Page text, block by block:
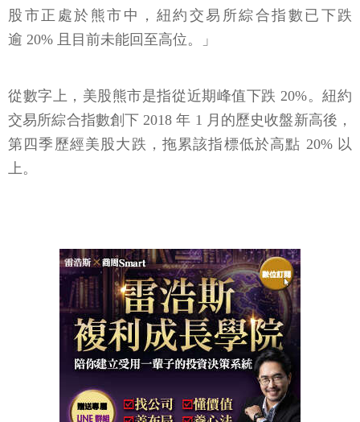
股市正處於熊市中，紐約交易所綜合指數已下跌
逾 20% 且目前未能回至高位。」
從數字上，美股熊市是指從近期峰值下跌 20%。紐約
交易所綜合指數創下 2018 年 1 月的歷史收盤新高後，
第四季歷經美股大跌，拖累該指標低於高點 20% 以
上。